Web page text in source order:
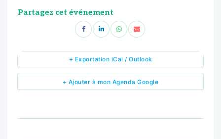
Partagez cet événement
+ Ajouter à mon Agenda Google
+ Exportation iCal / Outlook